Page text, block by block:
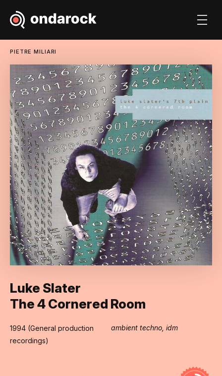
PIETRE MILIARI
Luke Slater
The 4 Cornered Room
1994 (General production
recordings)
ambient techno, idm